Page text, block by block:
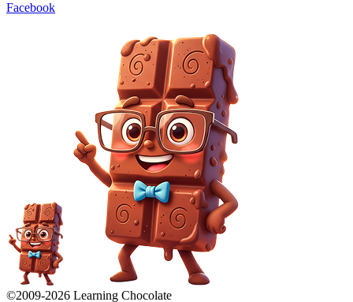
Facebook
©2009-2026 Learning Chocolate